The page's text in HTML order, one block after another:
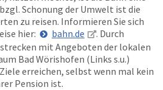
Schonung der Umwelt ist die
zu reisen. Informieren Sie sich
hier:
bahn.de
. Durch
mit Angeboten der lokalen
Bad Wörishofen (Links s.u.)
erreichen, selbst wenn mal kein
Pension ist.